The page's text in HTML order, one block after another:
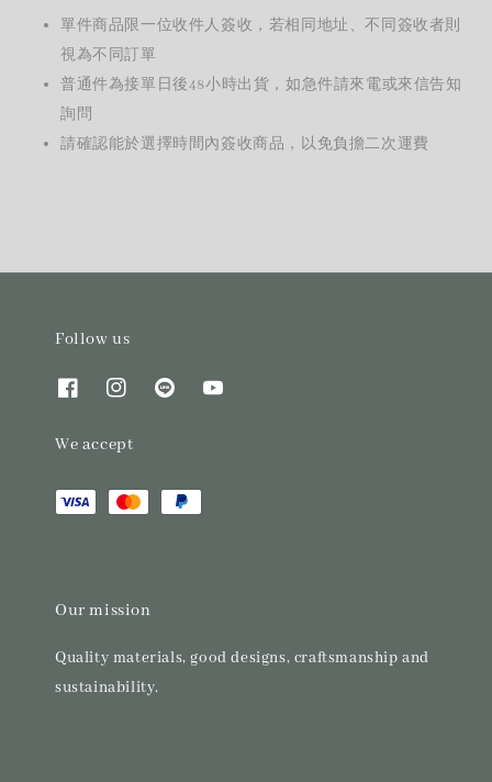
單件商品限一位收件人簽收，若相同地址、不同簽收者則
視為不同訂單
普通件為接單日後48小時出貨，如急件請來電或來信告知
詢問
請確認能於選擇時間內簽收商品，以免負擔二次運費
Follow us
We accept
Our mission
Quality materials, good designs, craftsmanship and
sustainability.